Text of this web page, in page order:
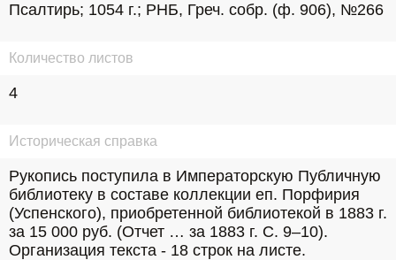
Псалтирь; 1054 г.; РНБ, Греч. собр. (ф. 906), №266
Количество листов
4
Историческая справка
Рукопись поступила в Императорскую Публичную
библиотеку в составе коллекции еп. Порфирия
(Успенского), приобретенной библиотекой в 1883 г.
за 15 000 руб. (Отчет … за 1883 г. С. 9–10).
Организация текста - 18 строк на листе.